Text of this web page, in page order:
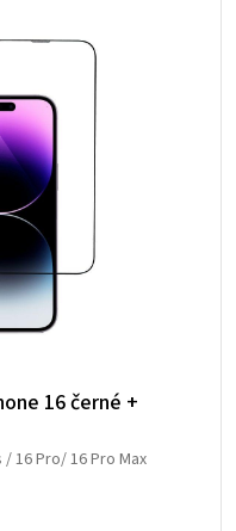
16 černé +
16 Pro/ 16 Pro Max